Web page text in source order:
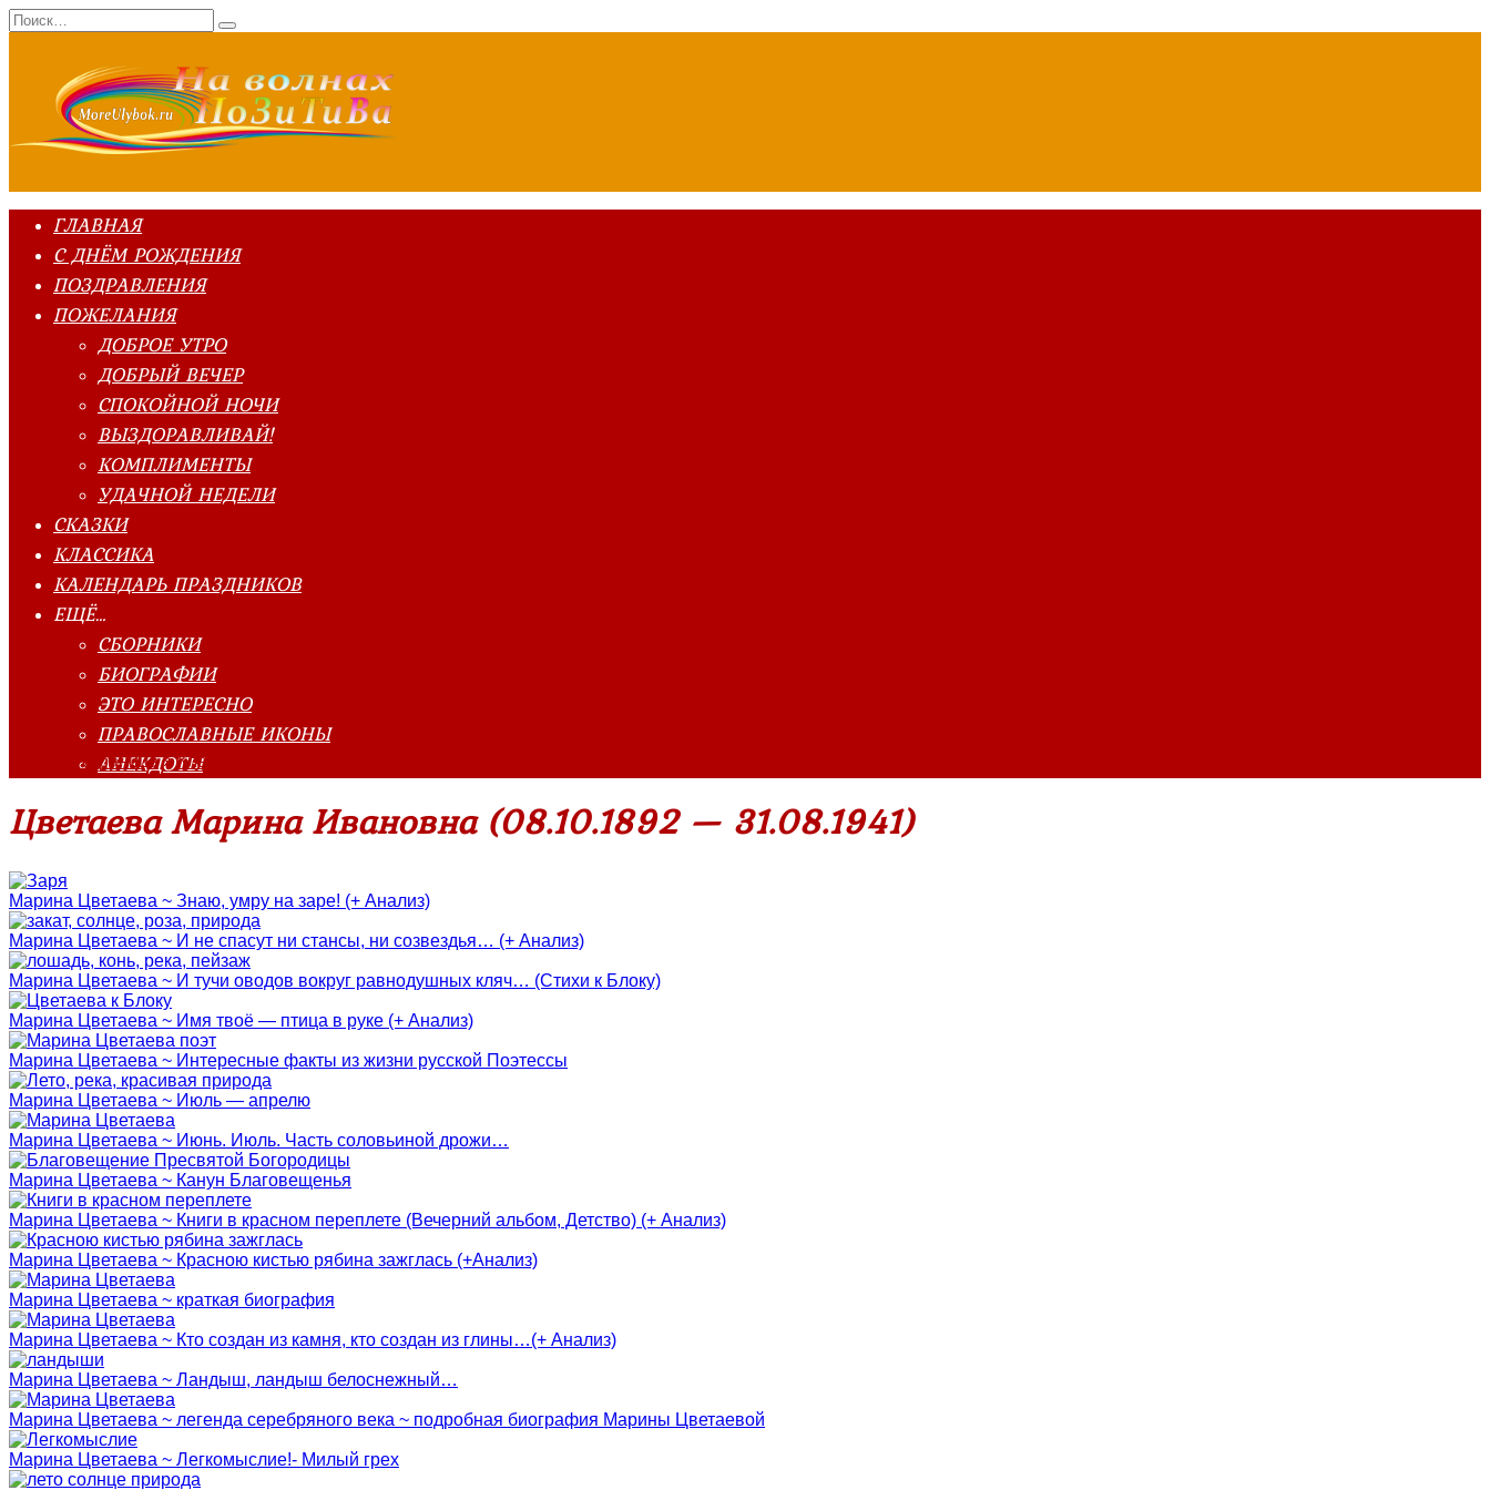
Перейти
к
Search
for:
ГЛАВНАЯ
С ДНЁМ РОЖДЕНИЯ
ПОЗДРАВЛЕНИЯ
ПОЖЕЛАНИЯ
ДОБРОЕ УТРО
ДОБРЫЙ ВЕЧЕР
СПОКОЙНОЙ НОЧИ
ВЫЗДОРАВЛИВАЙ!
КОМПЛИМЕНТЫ
УДАЧНОЙ НЕДЕЛИ
СКАЗКИ
КЛАССИКА
КАЛЕНДАРЬ ПРАЗДНИКОВ
ЕЩЁ…
СБОРНИКИ
БИОГРАФИИ
ЭТО ИНТЕРЕСНО
ПРАВОСЛАВНЫЕ ИКОНЫ
АНЕКДОТЫ
Главная страница»Классика
Цветаева Марина Ивановна (08.10.1892 — 31.08.1941)
Марина Цветаева ~ Знаю, умру на заре! (+ Анализ)
Марина Цветаева ~ И не спасут ни стансы, ни созвездья… (+ Анализ)
Марина Цветаева ~ И тучи оводов вокруг равнодушных кляч… (Стихи к Блоку)
Марина Цветаева ~ Имя твоё — птица в руке (+ Анализ)
Марина Цветаева ~ Интересные факты из жизни русской Поэтессы
Марина Цветаева ~ Июль — апрелю
Марина Цветаева ~ Июнь. Июль. Часть соловьиной дрожи…
Марина Цветаева ~ Канун Благовещенья
Марина Цветаева ~ Книги в красном переплете (Вечерний альбом, Детство) (+ Анализ)
Марина Цветаева ~ Красною кистью рябина зажглась (+Анализ)
Марина Цветаева ~ краткая биография
Марина Цветаева ~ Кто создан из камня, кто создан из глины…(+ Анализ)
Марина Цветаева ~ Ландыш, ландыш белоснежный…
Марина Цветаева ~ легенда серебряного века ~ подробная биография Марины Цветаевой
Марина Цветаева ~ Легкомыслие!- Милый грех